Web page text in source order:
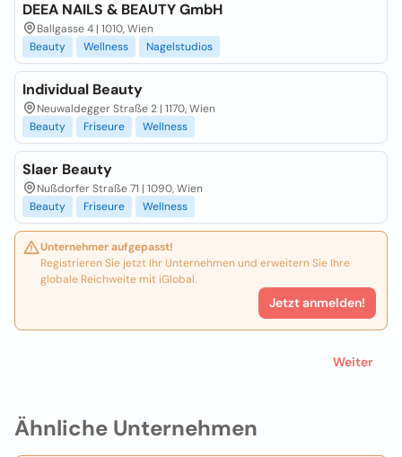
Ähnliche Unternehmen
DEEA NAILS & BEAUTY GmbH
Ballgasse 4 | 1010, Wien
Beauty
Wellness Nagelstudios
Individual Beauty
Neuwaldegger Straße 2 | 1170, Wien
Beauty
Friseure Wellness
Slaer Beauty
Nußdorfer Straße 71 | 1090, Wien
Beauty
Friseure Wellness
Unternehmer aufgepasst!
Registrieren Sie jetzt Ihr Unternehmen und erweitern Sie Ihre
globale Reichweite mit iGlobal.
Jetzt anmelden!
Weiter